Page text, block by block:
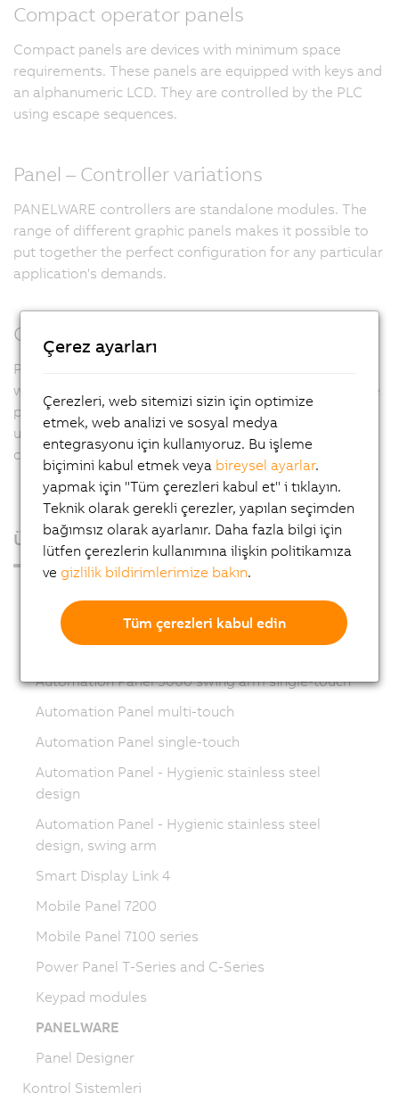
Compact operator panels
Compact panels are devices with minimum space
requirements. These panels are equipped with keys and
an alphanumeric LCD. They are controlled by the PLC
using escape sequences.
Panel – Controller variations
PANELWARE controllers are standalone modules. The
range of different graphic panels makes it possible to
put together the perfect configuration for any particular
application's demands.
Compact visualization and operation
PANELWARE operator panels are used in combination
with a control system to automate small machines. The
product series ranges from 4x20 character LCD devices
up to graphics terminals with 160x80 pixels (16x40
characters). The terminal is programmed via the PLC.
Ürünler
Görselleştirme ve Operasyon
Automation Panel 5000 swing arm multi-touch
Automation Panel 5000 swing arm single-touch
Automation Panel multi-touch
Automation Panel single-touch
Automation Panel - Hygienic stainless steel
design
Automation Panel - Hygienic stainless steel
design, swing arm
Smart Display Link 4
Mobile Panel 7200
Mobile Panel 7100 series
Power Panel T-Series and C-Series
Keypad modules
PANELWARE
Panel Designer
Kontrol Sistemleri
Çerez ayarları
Çerezleri, web sitemizi sizin için optimize
etmek, web analizi ve sosyal medya
entegrasyonu için kullanıyoruz. Bu işleme
biçimini kabul etmek veya bireysel ayarlar.
yapmak için "Tüm çerezleri kabul et" i tıklayın.
Teknik olarak gerekli çerezler, yapılan seçimden
bağımsız olarak ayarlanır. Daha fazla bilgi için
lütfen çerezlerin kullanımına ilişkin politikamıza
vegizlilik bildirimlerimize bakın.
Tüm çerezleri kabul edin